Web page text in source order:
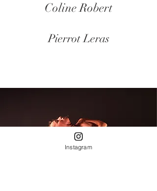
Coline Robert
Pierrot Leras
Instagram